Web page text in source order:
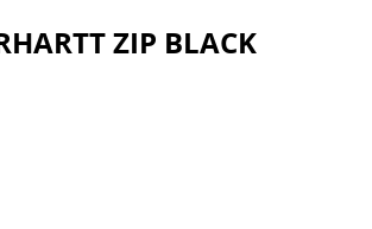
ZIP BLACK